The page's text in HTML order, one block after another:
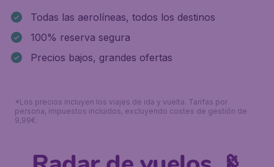
Todas las aerolíneas, todos los destinos
100% reserva segura
Precios bajos, grandes ofertas
*Los precios incluyen los viajes de ida y vuelta. Tarifas por
persona, impuestos incluidos, excluyendo costes de gestión de
9,99€.